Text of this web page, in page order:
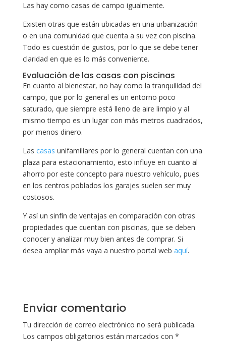
Las hay como casas de campo igualmente.
Existen otras que están ubicadas en una urbanización
o en una comunidad que cuenta a su vez con piscina.
Todo es cuestión de gustos, por lo que se debe tener
claridad en que es lo más conveniente.
Evaluación de las casas con piscinas
En cuanto al bienestar, no hay como la tranquilidad del
campo, que por lo general es un entorno poco
saturado, que siempre está lleno de aire limpio y al
mismo tiempo es un lugar con más metros cuadrados,
por menos dinero.
Las casas unifamiliares por lo general cuentan con una
plaza para estacionamiento, esto influye en cuanto al
ahorro por este concepto para nuestro vehículo, pues
en los centros poblados los garajes suelen ser muy
costosos.
Y así un sinfín de ventajas en comparación con otras
propiedades que cuentan con piscinas, que se deben
conocer y analizar muy bien antes de comprar. Si
desea ampliar más vaya a nuestro portal web aquí.
Enviar comentario
Tu dirección de correo electrónico no será publicada.
Los campos obligatorios están marcados con *